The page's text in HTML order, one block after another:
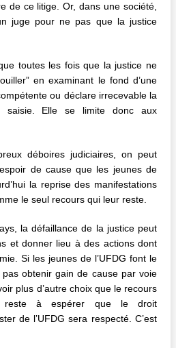
de ce litige. Or, dans une société,
juge pour ne pas que la justice
toutes les fois que la justice ne
en examinant le fond d’une
ou déclare irrecevable la
saisie. Elle se limite donc aux
déboires judiciaires, on peut
de cause que les jeunes de
la reprise des manifestations
le seul recours qui leur reste.
la défaillance de la justice peut
et donner lieu à des actions dont
Si les jeunes de l’UFDG font le
pas obtenir gain de cause par voie
plus d’autre choix que le recours
reste à espérer que le droit
de l’UFDG sera respecté. C’est